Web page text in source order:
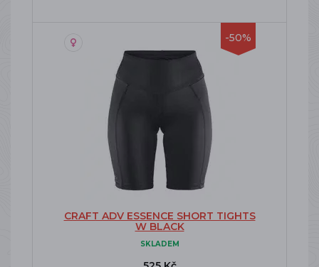
-50%
CRAFT ADV ESSENCE SHORT TIGHTS
W BLACK
SKLADEM